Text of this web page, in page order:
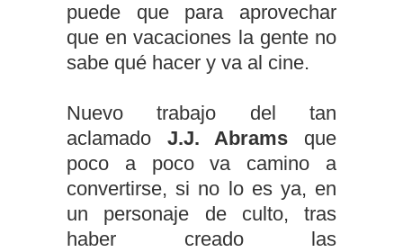
puede que para aprovechar
que en vacaciones la gente no
sabe qué hacer y va al cine.
Nuevo trabajo del tan
aclamado J.J. Abrams que
poco a poco va camino a
convertirse, si no lo es ya, en
un personaje de culto, tras
haber creado las